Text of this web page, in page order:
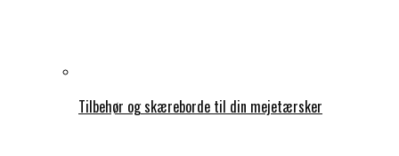
Tilbehør og skæreborde til din mejetærsker